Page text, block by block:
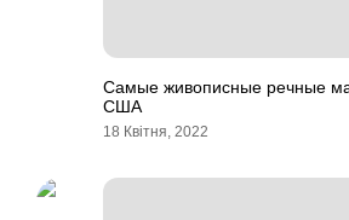
Самые живописные речные
США
18 Квітня, 2022